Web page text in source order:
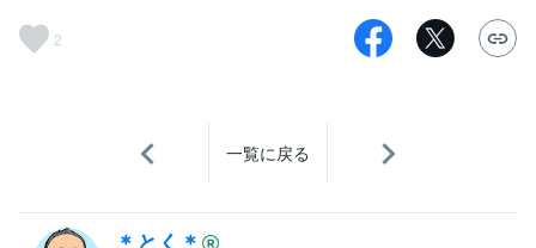
2
一覧に戻る